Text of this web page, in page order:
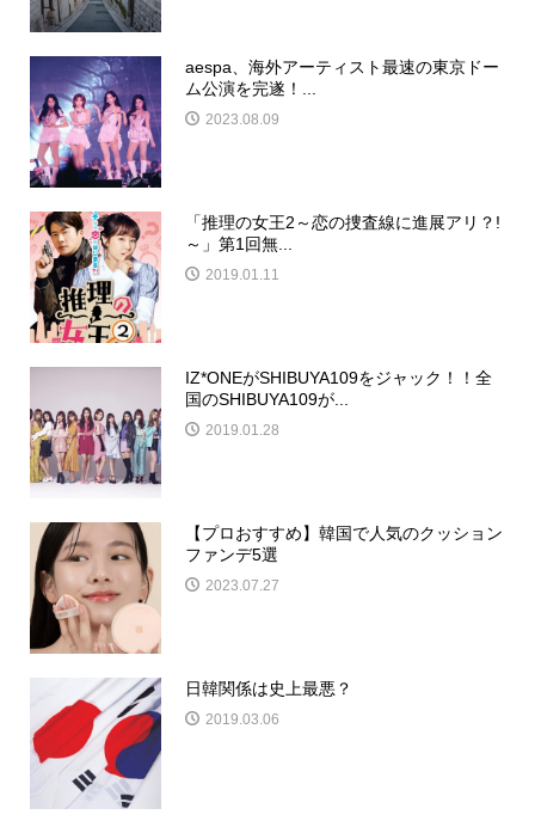
aespa、海外アーティスト最速の東京ドー
ム公演を完遂！...
2023.08.09
「推理​の女王2～恋の捜査線に進展アリ？!
～」第​1回無...
2019.01.11
IZ*ONEがSHIBUYA109をジャック！！全
国のSHIBUYA109が...
2019.01.28
【プロおすすめ】韓国で人気のクッション
ファンデ5選
2023.07.27
日韓関係は史上最悪？
2019.03.06